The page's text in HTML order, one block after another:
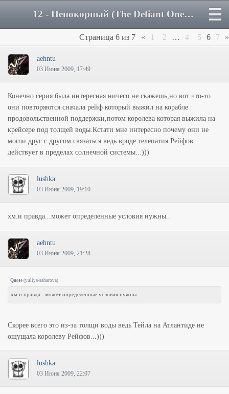
12 - Непокорный (The Defiant One) - Страница 6 - Форум
Страница 6 из 7 « 1 2 … 4 5 6 7 »
aehntu
03 Июня 2009, 17:49
Конечно серия была интересная ничего не скажешь,но вот что-то
они повторяются сначала рейф который выжил на корабле
продовольственной поддержки,потом королева которая выжила на
крейсере под толщей воды.Кстати мне интересно почему они не
могли друг с другом связаться ведь вроде телепатия Рейфов
действует в пределах солнечной системы...)))
lushka
03 Июня 2009, 19:10
хм.и правда...может определенные условия нужны..
aehntu
03 Июня 2009, 21:28
Quote (yuliya-saharova)
хм.и правда...может определенные условия нужны..
Скорее всего это из-за толщи воды ведь Тейла на Атлантиде не
ощущала королеву Рейфов...)))
lushka
03 Июня 2009, 22:07